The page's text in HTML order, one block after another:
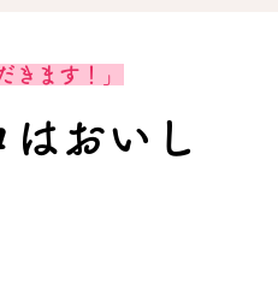
コミックエッセイ
きます！」
おいし